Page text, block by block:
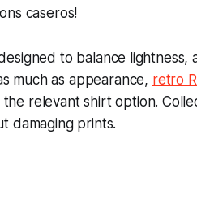
caseros!
to balance lightness,
much as appearance, retro
relevant shirt option.
damaging prints.